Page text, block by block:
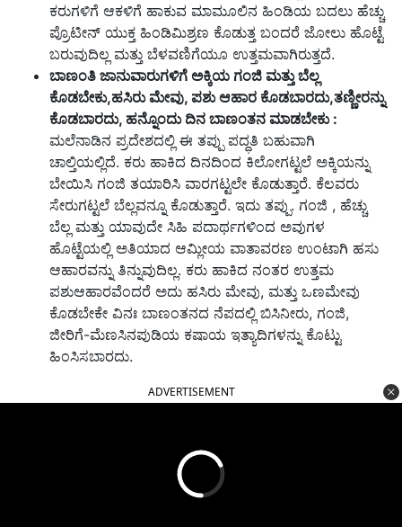
ಕರುಗಳಿಗೆ ಆಕಳಿಗೆ ಹಾಕುವ ಮಾಮೂಲಿನ ಹಿಂಡಿಯ ಬದಲು ಹೆಚ್ಚು
ಪ್ರೊಟೀನ್ ಯುಕ್ತ ಹಿಂಡಿಮಿಶ್ರಣ ಕೊಡುತ್ತ ಬಂದರೆ ಜೋಲು ಹೊಟ್ಟೆ
ಬರುವುದಿಲ್ಲ ಮತ್ತು ಬೆಳವಣಿಗೆಯೂ ಉತ್ತಮವಾಗಿರುತ್ತದೆ.
ಬಾಣಂತಿ ಜಾನುವಾರುಗಳಿಗೆ ಅಕ್ಕಿಯ ಗಂಜಿ ಮತ್ತು ಬೆಲ್ಲ
ಕೊಡಬೇಕು,ಹಸಿರು ಮೇವು, ಪಶು ಆಹಾರ ಕೊಡಬಾರದು,ತಣ್ಣೀರನ್ನು
ಕೊಡಬಾರದು, ಹನ್ನೊಂದು ದಿನ ಬಾಣಂತನ ಮಾಡಬೇಕು :
ಮಲೆನಾಡಿನ ಪ್ರದೇಶದಲ್ಲಿ ಈ ತಪ್ಪು ಪದ್ಧತಿ ಬಹುವಾಗಿ
ಚಾಲ್ತಿಯಲ್ಲಿದೆ. ಕರು ಹಾಕಿದ ದಿನದಿಂದ ಕಿಲೋಗಟ್ಟಲೆ ಅಕ್ಕಿಯನ್ನು
ಬೇಯಿಸಿ ಗಂಜಿ ತಯಾರಿಸಿ ವಾರಗಟ್ಟಲೇ ಕೊಡುತ್ತಾರೆ. ಕೆಲವರು
ಸೇರುಗಟ್ಟಲೆ ಬೆಲ್ಲವನ್ನೂ ಕೊಡುತ್ತಾರೆ. ಇದು ತಪ್ಪು. ಗಂಜಿ , ಹೆಚ್ಚು
ಬೆಲ್ಲ ಮತ್ತು ಯಾವುದೇ ಸಿಹಿ ಪದಾರ್ಥಗಳಿಂದ ಅವುಗಳ
ಹೊಟ್ಟೆಯಲ್ಲಿ ಅತಿಯಾದ ಆಮ್ಲೀಯ ವಾತಾವರಣ ಉಂಟಾಗಿ ಹಸು
ಆಹಾರವನ್ನು ತಿನ್ನುವುದಿಲ್ಲ. ಕರು ಹಾಕಿದ ನಂತರ ಉತ್ತಮ
ಪಶುಆಹಾರವೆಂದರೆ ಅದು ಹಸಿರು ಮೇವು, ಮತ್ತು ಒಣಮೇವು
ಕೊಡಬೇಕೇ ವಿನಃ ಬಾಣಂತನದ ನೆಪದಲ್ಲಿ ಬಿಸಿನೀರು, ಗಂಜಿ,
ಜೀರಿಗೆ-ಮೆಣಸಿನಪುಡಿಯ ಕಷಾಯ ಇತ್ಯಾದಿಗಳನ್ನು ಕೊಟ್ಟು
ಹಿಂಸಿಸಬಾರದು.
ADVERTISEMENT